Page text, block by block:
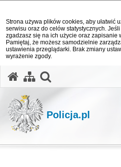
Strona używa plików cookies, aby ułatwić
serwisu oraz do celów statystycznych.
zgadzasz się na ich użycie oraz zapisanie
Pamiętaj, że możesz samodzielnie
ustawienia przeglądarki. Brak zmiany
wyrażenie zgody.
Policja.pl